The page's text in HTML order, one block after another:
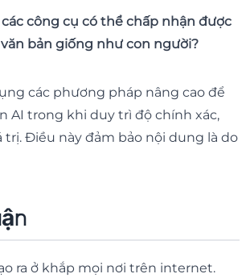
công cụ có thể chấp nhận được
bản giống như con người?
các phương pháp nâng cao để
AI trong khi duy trì độ chính xác,
trị. Điều này đảm bảo nội dung là do
ra ở khắp mọi nơi trên internet.